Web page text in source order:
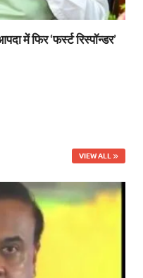
धामी मॉडल ने शासन को जनता के
Case: अंकिता भंडारी केस से संबंधित
Launch: मुख्यमंत्री ने पैंली-पैंली बार
Yojana: योगी सरकार का बड़ा कदम,
रात के अंधेरे में खाली होने लगा
मुख्यमंत्री पुष्कर सिंह धामी ने
फिर ‘फर्स्ट रिस्पॉन्डर’
VIEW ALL